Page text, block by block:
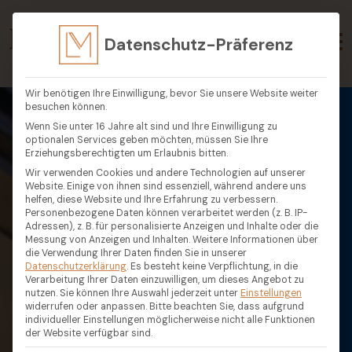
Datenschutz-Präferenz
Wir benötigen Ihre Einwilligung, bevor Sie unsere Website weiter
besuchen können.
Wenn Sie unter 16 Jahre alt sind und Ihre Einwilligung zu
optionalen Services geben möchten, müssen Sie Ihre
Erziehungsberechtigten um Erlaubnis bitten.
Wir verwenden Cookies und andere Technologien auf unserer
Website. Einige von ihnen sind essenziell, während andere uns
helfen, diese Website und Ihre Erfahrung zu verbessern.
Personenbezogene Daten können verarbeitet werden (z. B. IP-
Adressen), z. B. für personalisierte Anzeigen und Inhalte oder die
Messung von Anzeigen und Inhalten.Weitere Informationen über
die Verwendung Ihrer Daten finden Sie in unserer
Datenschutzerklärung. Es besteht keine Verpflichtung, in die
Verarbeitung Ihrer Daten einzuwilligen, um dieses Angebot zu
nutzen. Sie können Ihre Auswahl jederzeit unter Einstellungen
widerrufen oder anpassen. Bitte beachten Sie, dass aufgrund
individueller Einstellungen möglicherweise nicht alle Funktionen
der Website verfügbar sind.